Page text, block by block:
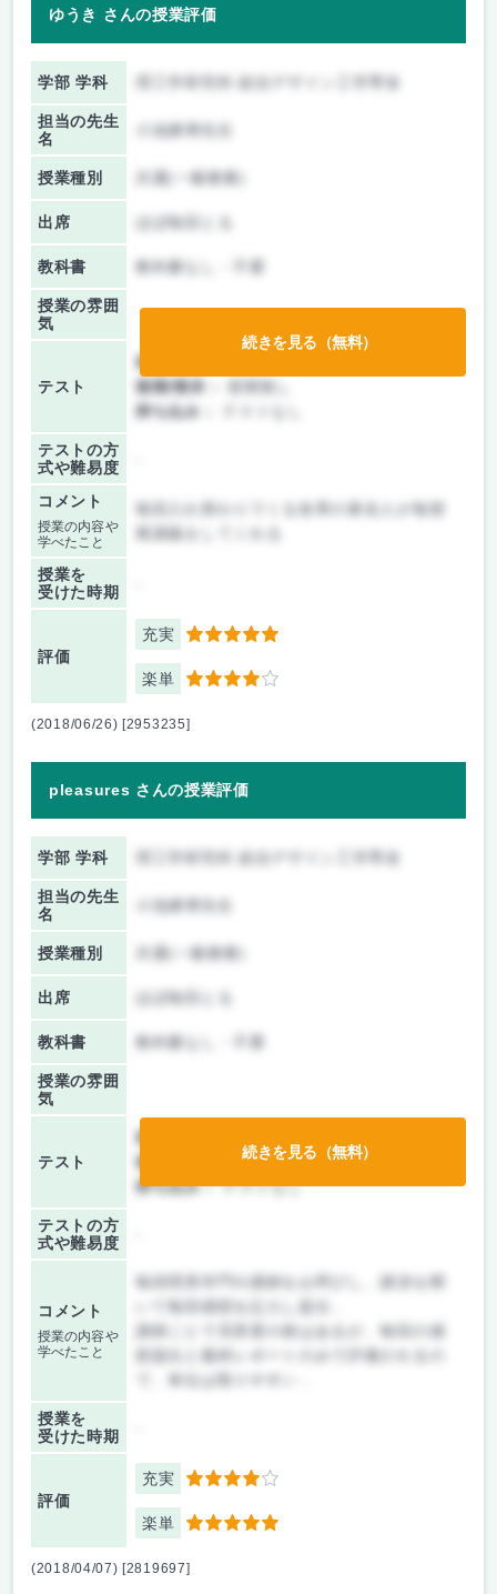
ゆうき さんの授業評価
学部 学科
担当の先生
名
小池康博先生
授業種別 共通(一般教養)
出席 ほぼ毎回とる
教科書 教科書なし・不要
授業の雰囲
気
テスト
前期/中間：
後期/期末：
授業無し
持ち込み：
テストの方
式や難易度
コメント
授業の内容や
学べたこと
毎回入れ替わりでくる各界の著名人が毎授
業講義をしてくれる
授業を
受けた時期
評価
充実 5
楽単 4
続きを見る（無料）
(2018/06/26) [2953235]
pleasures さんの授業評価
学部 学科
担当の先生
名
小池康博先生
授業種別 共通(一般教養)
出席 ほぼ毎回とる
教科書 教科書なし・不要
授業の雰囲
気
テスト
前期/中間：
後期/期末：
授業無し
持ち込み：テストなし
テストの方
式や難易度
コメント
授業の内容や
学べたこと
毎回理系学門や講師をお呼びし、講演を聞
いて毎回感想を記入し提出．
講師ごとで充実度の差はあるが、毎回の感
想提出と最終レポートのみで評価されるの
授業を
受けた時期
評価
充実 4
楽単 5
続きを見る（無料）
(2018/04/07) [2819697]